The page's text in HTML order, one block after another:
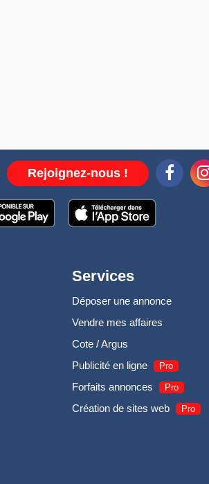
Rejoignez-nous !
Services
Déposer une annonce
Vendre mes affaires
Cote / Argus
Publicité en ligne
Pro
Forfaits annonces Pro
Création de sites web Pro